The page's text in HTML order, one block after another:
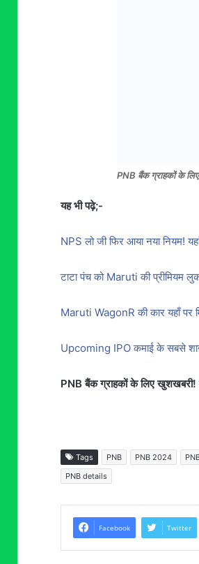
PNB बैंक ग्राहकों के
यह भी पढ़े;-
NPS लो जी फिर आया नया नियम!
टाटा पंच को Maruti की प्रीमियम
Maruti WagonR की कार यहाँ पर
Upcoming IPO कमाई के सबसे
PNB बैंक ग्राहकों के लिए खुशखबरी!
Tags PNB PNB 2024
PNB details
Facebook Twitter